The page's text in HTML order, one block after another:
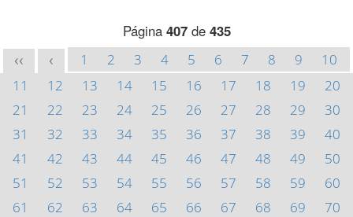
Página 407de 435
<< < 1 2 3 4 5 6 7 8 9
10
11
12 13 14 15 16 17 18 19
20
21
22 23 24 25 26 27 28 29
30
31
32 33 34 35 36 37 38 39
40
41
42 43 44 45 46 47 48 49
50
51
52 53 54 55 56 57 58 59
60
61
62 63 64 65 66 67 68 69
70